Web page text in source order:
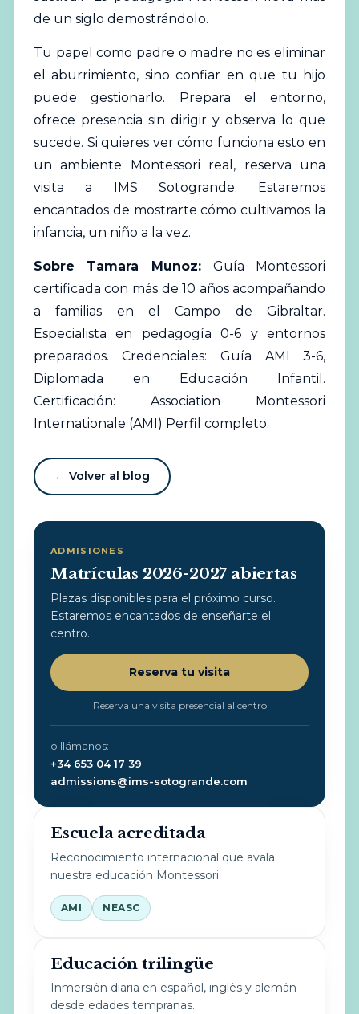
de un siglo demostrándolo.
Tu papel como padre o madre no es eliminar
el aburrimiento, sino confiar en que tu hijo
puede gestionarlo. Prepara el entorno,
ofrece presencia sin dirigir y observa lo que
sucede. Si quieres ver cómo funciona esto en
un ambiente Montessori real, reserva una
visita a IMS Sotogrande. Estaremos
encantados de mostrarte cómo cultivamos la
infancia, un niño a la vez.
Sobre Tamara Munoz: Guía Montessori
certificada con más de 10 años acompañando
a familias en el Campo de Gibraltar.
Especialista en pedagogía 0-6 y entornos
preparados. Credenciales: Guía AMI 3-6,
Diplomada en Educación Infantil.
Certificación: Association Montessori
Internationale (AMI) Perfil completo.
← Volver al blog
ADMISIONES
Matrículas 2026-2027 abiertas
Plazas disponibles para el próximo curso.
Estaremos encantados de enseñarte el
centro.
Reserva tu visita
Reserva una visita presencial al centro
o llámanos:
+34 653 04 17 39
admissions@ims-sotogrande.com
Escuela acreditada
Reconocimiento internacional que avala
nuestra educación Montessori.
AMI NEASC
Educación trilingüe
Inmersión diaria en español, inglés y alemán
desde edades tempranas.